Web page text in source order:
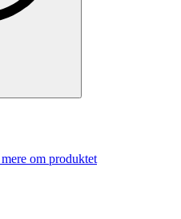
om produktet